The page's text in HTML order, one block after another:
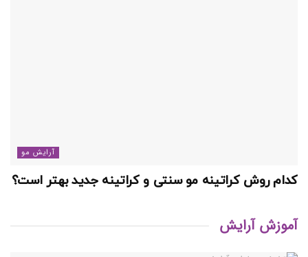
آرایش مو
کدام روش کراتینه مو سنتی و کراتینه جدید بهتر است؟
آموزش آرایش